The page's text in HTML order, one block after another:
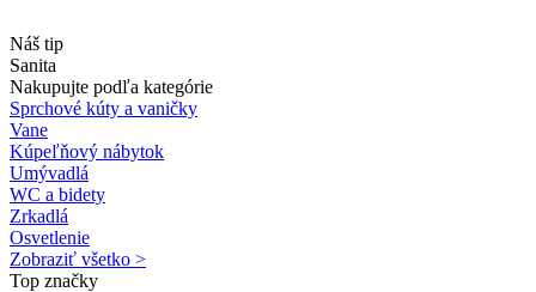
Náš tip
Sanita
Nakupujte podľa kategórie
Sprchové kúty a vaničky
Vane
Kúpeľňový nábytok
Umývadlá
WC a bidety
Zrkadlá
Osvetlenie
Zobraziť všetko >
Top značky